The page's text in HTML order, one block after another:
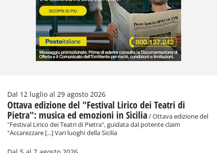
Dal 12 luglio al 29 agosto 2026
Ottava edizione del "Festival Lirico dei Teatri di
Pietra": musica ed emozioni in Sicilia/ Ottava edizione del
"Festival Lirico dei Teatri di Pietra", guidata dal potente claim
"Accarezzare [...] Vari luoghi della Sicilia